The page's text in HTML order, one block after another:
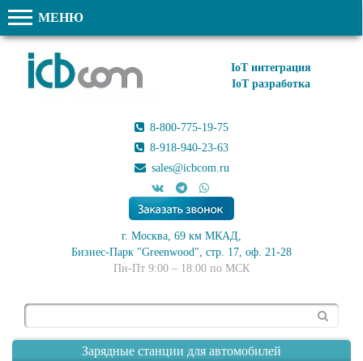
МЕНЮ
IoT интеграция
IoT разработка
8-800-775-19-75
8-918-940-23-63
sales@icbcom.ru
г. Москва, 69 км МКАД,
Бизнес-Парк "Greenwood", стр. 17, оф. 21-28
Пн-Пт 9:00 – 18:00 по МСК
Зарядные станции для автомобилей